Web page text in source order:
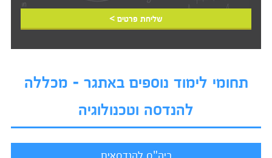
שליחת פרטים >
תחומי לימוד נוספים באתגר - מכללה
להנדסה וטכנולוגיה
ביה"ס להנדסאים